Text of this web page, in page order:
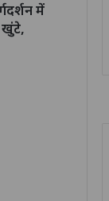
में
खुंटे,